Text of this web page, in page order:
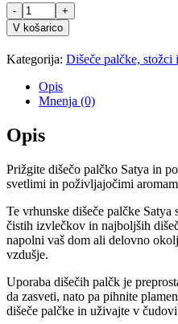
Dišeče
palčke
Satya
Tantra
15g
količina
V košarico
Kategorija: Dišeče palčke, stožci
Opis
Mnenja (0)
Opis
Prižgite dišečo palčko Satya in
svetlimi in poživljajočimi
Te vrhunske dišeče palčke
čistih izvlečkov in najboljših
napolni vaš dom ali delovno
vzdušje.
Uporaba dišečih palčk je
da zasveti, nato pa pihnite
dišeče palčke in uživajte v